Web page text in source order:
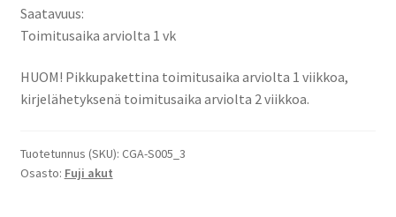
NP70
Digikameran
Ion
1100mAh
4,1Wh
Saatavuus:
Toimitusaika arviolta 1 vk
HUOM! Pikkupakettina toimitusaika arviolta 1 viikkoa,
kirjelähetyksenä toimitusaika arviolta 2 viikkoa.
Tuotetunnus (SKU): CGA-S005_3
Osasto: Fuji akut